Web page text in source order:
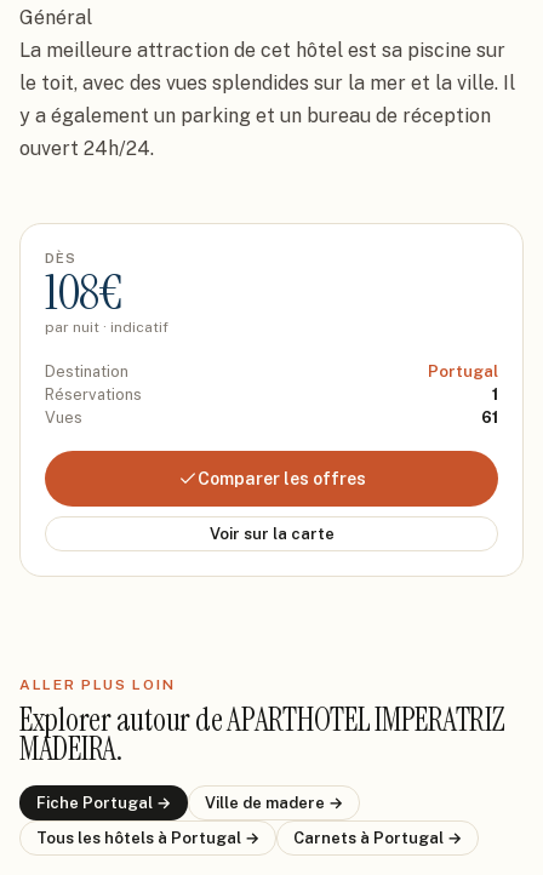
Général
La meilleure attraction de cet hôtel est sa piscine sur
le toit, avec des vues splendides sur la mer et la ville. Il
y a également un parking et un bureau de réception
ouvert 24h/24.
DÈS
108€
par nuit · indicatif
Destination
Portugal
Réservations
1
Vues
61
Comparer les offres
Voir sur la carte
ALLER PLUS LOIN
Explorer autour deAPARTHOTEL IMPERATRIZ
MADEIRA.
Fiche Portugal → Ville de madere →
Tous les hôtels à Portugal → Carnets à Portugal →